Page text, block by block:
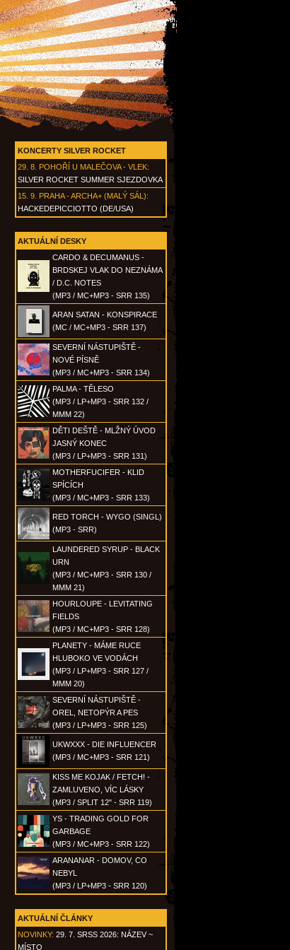
KONCERTY SILVER ROCKET
29. 8. POHOŘÍ U MALEČOVA - VLEK:
SILVER ROCKET SUMMER SJEZDOVKA
15. 9. PRAHA - ARCHA+ (MALÝ SÁL):
HACKEDEPICCIOTTO (DE/USA)
AKTUÁLNÍ DESKY
CARDO & DECUMANUS -
BRDSKEJ VLAK DO NEZNÁMA
/ D.C. NOTES
(MP3 / MC+MP3 - SRR 135)
ARAN SATAN - KONSPIRACE
(MC / MC+MP3 - SRR 137)
SEVERNÍ NÁSTUPIŠTĚ -
NOVÉ PÍSNĚ
(MP3 / MC+MP3 - SRR 134)
PALMA - TĚLESO
(MP3 / LP+MP3 - SRR 132 /
MMM 22)
DĚTI DEŠTĚ - MLŽNÝ ÚVOD
JASNÝ KONEC
(MP3 / LP+MP3 - SRR 131)
MOTHERFUCIFER - KLID
SPÍCÍCH
(MP3 / MC+MP3 - SRR 133)
RED TORCH - WYGO (SINGL)
(MP3 - SRR)
LAUNDERED SYRUP - BLACK
URN
(MP3 / MC+MP3 - SRR 130 /
MMM 21)
HOURLOUPE - LEVITATING
FIELDS
(MP3 / MC+MP3 - SRR 128)
PLANETY - MÁME RUCE
HLUBOKO VE VODÁCH
(MP3 / LP+MP3 - SRR 127 /
MMM 20)
SEVERNÍ NÁSTUPIŠTĚ -
OREL, NETOPÝR A PES
(MP3 / LP+MP3 - SRR 125)
UKWXXX - DIE INFLUENCER
(MP3 / MC+MP3 - SRR 121)
KISS ME KOJAK / FETCH! -
ZAMLUVENO, VÍC LÁSKY
(MP3 / SPLIT 12" - SRR 119)
YS - TRADING GOLD FOR
GARBAGE
(MP3 / MC+MP3 - SRR 122)
ARANANAR - DOMOV, CO
NEBYL
(MP3 / LP+MP3 - SRR 120)
AKTUÁLNÍ ČLÁNKY
NOVINKY: 29. 7. SRSS 2026: NÁZEV ~
MÍSTO